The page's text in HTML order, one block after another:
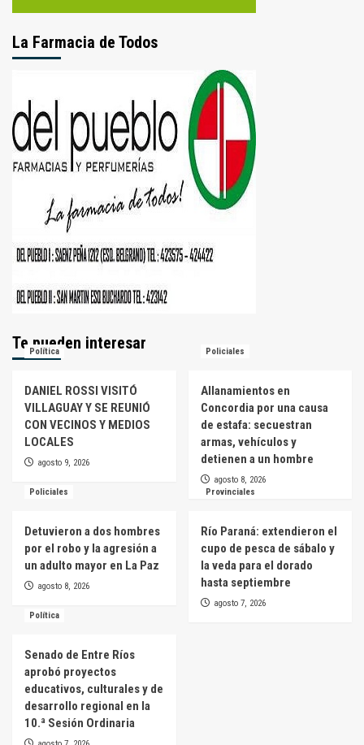
La Farmacia de Todos
Te pueden interesar
Política
DANIEL ROSSI VISITÓ
VILLAGUAY Y SE REUNIÓ
CON VECINOS Y MEDIOS
LOCALES
agosto 9, 2026
Policiales
Allanamientos en
Concordia por una causa
de estafa: secuestran
armas, vehículos y
detienen a un hombre
agosto 8, 2026
Policiales
Detuvieron a dos hombres
por el robo y la agresión a
un adulto mayor en La Paz
agosto 8, 2026
Provinciales
Río Paraná: extendieron el
cupo de pesca de sábalo y
la veda para el dorado
hasta septiembre
agosto 7, 2026
Política
Senado de Entre Ríos
aprobó proyectos
educativos, culturales y de
desarrollo regional en la
10.ª Sesión Ordinaria